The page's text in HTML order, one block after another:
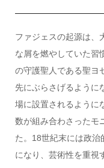
ファジェスの起源は、
な屑を燃やしていた習
の守護聖人である聖ヨ
先にぶらさげるように
場に設置されるように
数が組み合わさったモ
た。18世紀末には政治
になり、芸術性を重視